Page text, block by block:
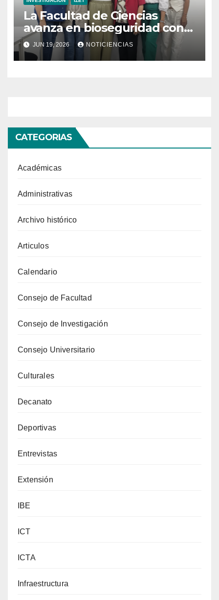
La Facultad de Ciencias
avanza en bioseguridad con
la validación del nuevo
Manual para Laboratorios de
Microbiología Ambiental
JUN 19, 2026 NOTICIENCIAS
CATEGORIAS
Académicas
Administrativas
Archivo histórico
Articulos
Calendario
Consejo de Facultad
Consejo de Investigación
Consejo Universitario
Culturales
Decanato
Deportivas
Entrevistas
Extensión
IBE
ICT
ICTA
Infraestructura